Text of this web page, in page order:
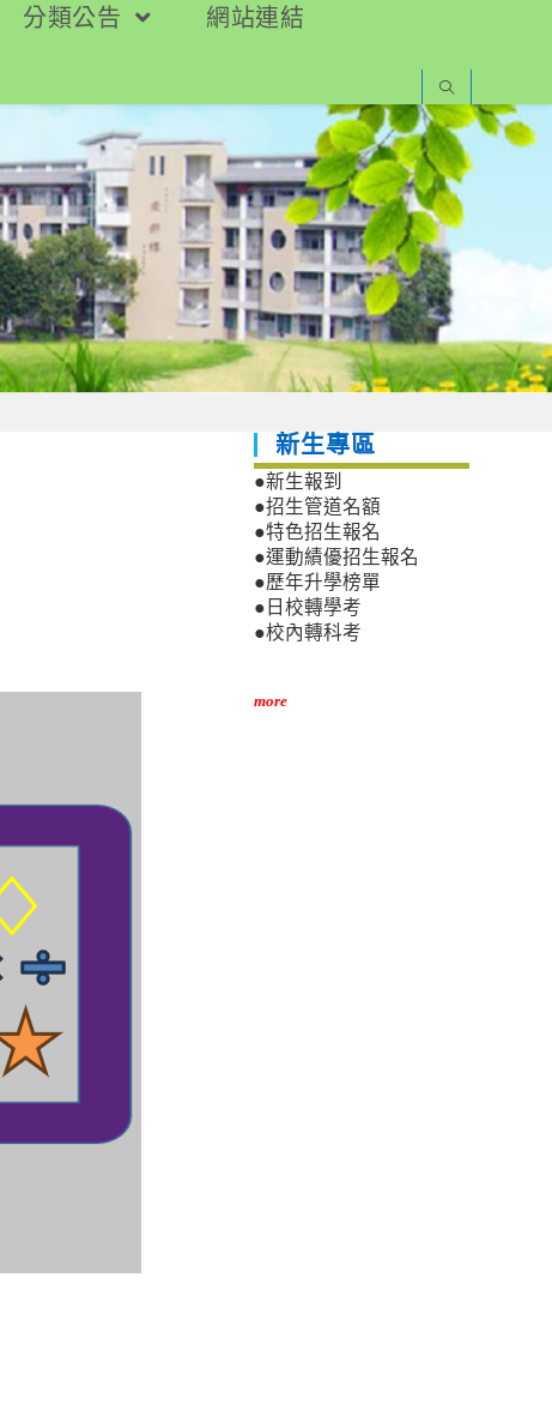
分類公告
網站連結
新生專區
●新生報到
●招生管道名額
●特色招生報名
●運動績優招生報名
●歷年升學榜單
●日校轉學考
●校內轉科考
more